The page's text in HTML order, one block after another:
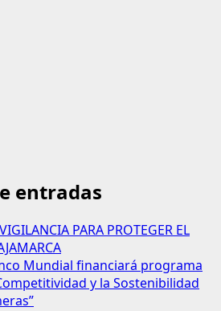
entradas
PARA PROTEGER EL
Mundial financiará programa
y la Sostenibilidad